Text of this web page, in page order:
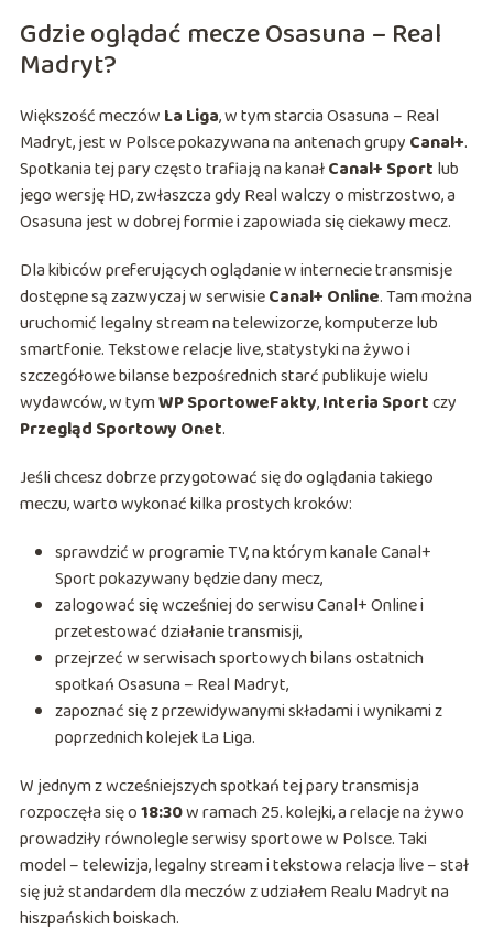
Gdzie oglądać mecze Osasuna – Real
Madryt?
Większość meczów La Liga, w tym starcia Osasuna – Real
Madryt, jest w Polsce pokazywana na antenach grupy Canal+.
Spotkania tej pary często trafiają na kanałCanal+ Sport lub
jego wersję HD, zwłaszcza gdy Real walczy o mistrzostwo, a
Osasuna jest w dobrej formie i zapowiada się ciekawy mecz.
Dla kibiców preferujących oglądanie w internecie transmisje
dostępne są zazwyczaj w serwisieCanal+ Online. Tam można
uruchomić legalny stream na telewizorze, komputerze lub
smartfonie. Tekstowe relacje live, statystyki na żywo i
szczegółowe bilanse bezpośrednich starć publikuje wielu
wydawców, w tymWP SportoweFakty,Interia Sportczy
Przegląd Sportowy Onet.
Jeśli chcesz dobrze przygotować się do oglądania takiego
meczu, warto wykonać kilka prostych kroków:
sprawdzić w programie TV, na którym kanale Canal+
Sport pokazywany będzie dany mecz,
zalogować się wcześniej do serwisu Canal+ Online i
przetestować działanie transmisji,
przejrzeć w serwisach sportowych bilans ostatnich
spotkań Osasuna – Real Madryt,
zapoznać się z przewidywanymi składami i wynikami z
poprzednich kolejek La Liga.
W jednym z wcześniejszych spotkań tej pary transmisja
rozpoczęła się o18:30w ramach 25. kolejki, a relacje na żywo
prowadziły równolegle serwisy sportowe w Polsce. Taki
model – telewizja, legalny stream i tekstowa relacja live – stał
się już standardem dla meczów z udziałem Realu Madryt na
hiszpańskich boiskach.